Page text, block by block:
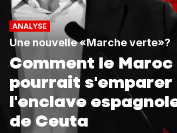
ANALYSE
Une nouvelle «Marche verte»?
Comment le Maroc
pourrait s'emparer
l'enclave
de Ceuta